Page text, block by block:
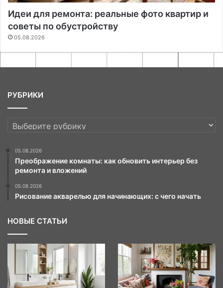
Идеи для ремонта: реальные фото квартир и
советы по обустройству
05.08.2026
РУБРИКИ
РУБРИКИ
05.08.2026
Преображение комнаты: как обновить интерьер без
ремонта и вложений
05.08.2026
Рисование акварелью для начинающих: с чего начать
НОВЫЕ СТАТЬИ